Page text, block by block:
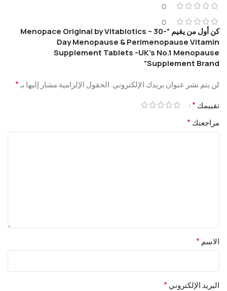
0
0
كن أول من يقيم “Menopace Original by Vitabiotics – 30-
Day Menopause & Perimenopause Vitamin
Supplement Tablets -UK’s No.1 Menopause
Supplement Brand”
لن يتم نشر عنوان بريدك الإلكتروني.الحقول الإلزامية مشار إليها بـ*
تقييمك*
مراجعتك*
الاسم*
البريد الإلكتروني*